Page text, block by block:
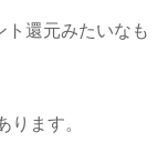
ト還元みたいなも
ります。